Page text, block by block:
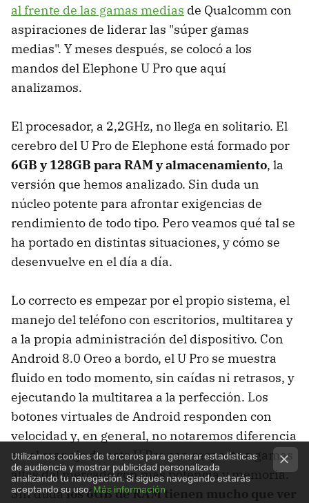
al frente de las gamas medias de Qualcomm con
aspiraciones de liderar las "súper gamas
medias". Y meses después, se colocó a los
mandos del Elephone U Pro que aquí
analizamos.
El procesador, a 2,2GHz, no llega en solitario. El
cerebro del U Pro de Elephone está formado por
6GB y 128GB para RAM y almacenamiento, la
versión que hemos analizado. Sin duda un
núcleo potente para afrontar exigencias de
rendimiento de todo tipo. Pero veamos qué tal se
ha portado en distintas situaciones, y cómo se
desenvuelve en el día a día.
Lo correcto es empezar por el propio sistema, el
manejo del teléfono con escritorios, multitarea y
a la propia administración del dispositivo. Con
Android 8.0 Oreo a bordo, el U Pro se muestra
fluido en todo momento, sin caídas ni retrasos, y
ejecutando la multitarea a la perfección. Los
botones virtuales de Android responden con
velocidad y, en general, no notaremos diferencia
en el manejo de este U Pro con respecto a gamas
altas del mercado con más potencia y memoria.
Sin dudalos 6GB de RAM tienen mucho que ver
Utilizamos cookies de terceros para generar estadísticas
de audiencia y mostrar publicidad personalizada
analizando tu navegación. Si sigues navegando estarás
aceptando su uso. Más información